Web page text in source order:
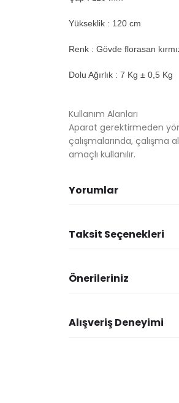
Yükseklik : 120 cm
Renk : Gövde florasan
Dolu Ağırlık : 7 Kg ± 0,5 Kg
Kullanım Alanları
Aparat gerektirmeden
çalışmalarında, çalışma
amaçlı kullanılır.
Yorumlar
Taksit Seçenekleri
Önerileriniz
Alışveriş Deneyimi